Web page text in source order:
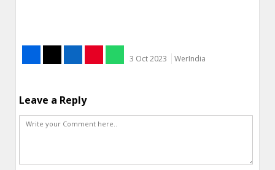
3 Oct 2023 WerIndia
Leave a Reply